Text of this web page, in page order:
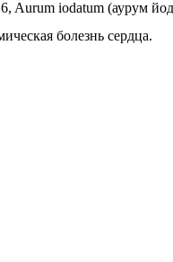
Aurum iodatum (аурум
болезнь сердца.